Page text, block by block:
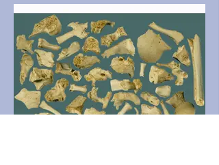
እንዲሁም ለልዩነት ጥቂት ሰዋዊ ያልሆኑ
ቁርጥራጮችን ያካትታል። ሙሉውን ስብስብ
መግዛት ገንዘብ ይቆጥብልዎታል፣ ከትንሽ መጠኖች
30% የሚጠጋ።